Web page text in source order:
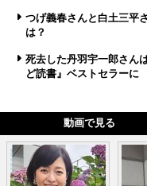
つげ義春さんと白土三平
は？
死去した丹羽宇一郎さん
ど読書』ベストセラーに
動画で見る